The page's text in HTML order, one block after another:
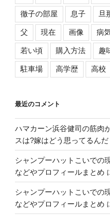
徹子の部屋 息子 旦
父 現在 画像 病
若い頃 購入方法 趣
駐車場 高学歴 高校
最近のコメント
ハマカーン浜谷健司の筋肉
スは?嫁はどう思ってるんだ
シャンプーハットこいでの
などやプロフィールまとめ
シャンプーハットこいでの
などやプロフィールまとめ